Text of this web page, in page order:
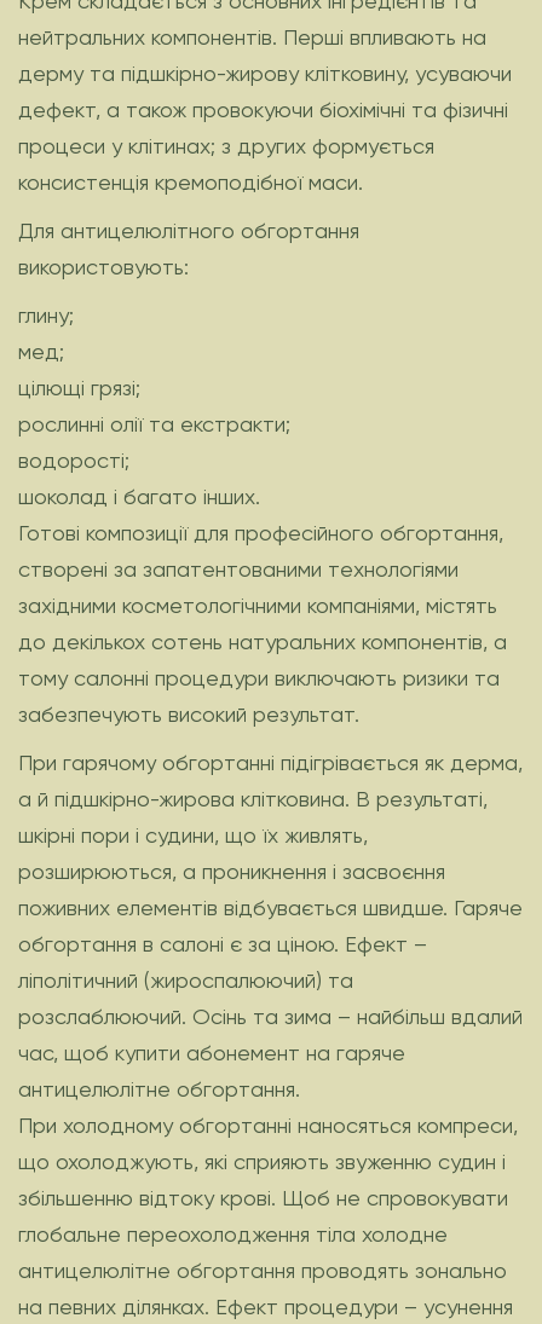
нейтральних компонентів. Перші впливають на
дерму та підшкірно-жирову клітковину, усуваючи
дефект, а також провокуючи біохімічні та фізичні
процеси у клітинах; з других формується
консистенція кремоподібної маси.
Для антицелюлітного обгортання
використовують:
глину;
мед;
цілющі грязі;
рослинні олії та екстракти;
водорості;
шоколад і багато інших.
Готові композиції для професійного обгортання,
створені за запатентованими технологіями
західними косметологічними компаніями, містять
до декількох сотень натуральних компонентів, а
тому салонні процедури виключають ризики та
забезпечують високий результат.
При гарячому обгортанні підігрівається як дерма,
а й підшкірно-жирова клітковина. В результаті,
шкірні пори і судини, що їх живлять,
розширюються, а проникнення і засвоєння
поживних елементів відбувається швидше. Гаряче
обгортання в салоні є за ціною. Ефект –
ліполітичний (жироспалюючий) та
розслаблюючий. Осінь та зима – найбільш вдалий
час, щоб купити абонемент на гаряче
антицелюлітне обгортання.
При холодному обгортанні наносяться компреси,
що охолоджують, які сприяють звуженню судин і
збільшенню відтоку крові. Щоб не спровокувати
глобальне переохолодження тіла холодне
антицелюлітне обгортання проводять зонально
на певних ділянках. Ефект процедури – усунення